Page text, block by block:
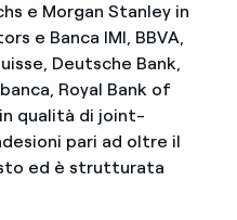
e Morgan Stanley in
e Banca IMI, BBVA,
Deutsche Bank,
Royal Bank of
qualità di joint-
pari ad oltre il
ed è strutturata